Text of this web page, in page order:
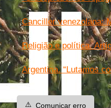
Canciller venezolana:
Religião e política.
Argentina. “Lutamos
⚠️ Comunicar erro